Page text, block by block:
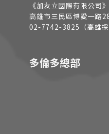
《加友立國際有限公司》
高雄市三民區博愛一路
02-7742-3825（高雄採
多倫多總部